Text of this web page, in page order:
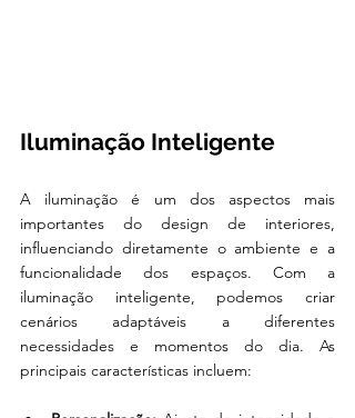
Iluminação Inteligente
A iluminação é um dos aspectos mais
importantes do design de interiores,
influenciando diretamente o ambiente e a
funcionalidade dos espaços. Com a
iluminação inteligente, podemos criar
cenários adaptáveis a diferentes
necessidades e momentos do dia. As
principais características incluem: